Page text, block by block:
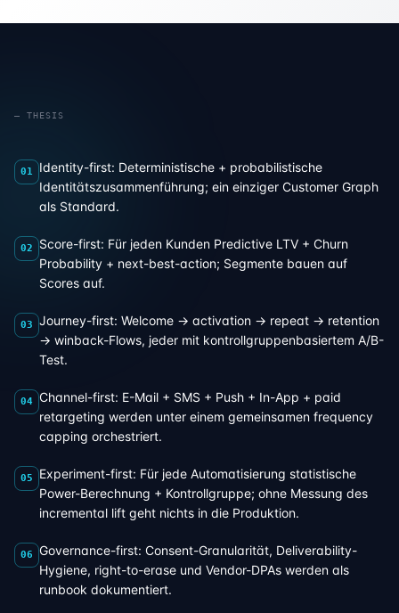
— THESIS
01
Identity-first: Deterministische + probabilistische
Identitätszusammenführung; ein einziger Customer Graph
als Standard.
02
Score-first: Für jeden Kunden Predictive LTV + Churn
Probability + next-best-action; Segmente bauen auf
Scores auf.
03
Journey-first: Welcome → activation → repeat → retention
→ winback-Flows, jeder mit kontrollgruppenbasiertem A/B-
Test.
04 Channel-first: E-Mail + SMS + Push + In-App + paid
retargeting werden unter einem gemeinsamen frequency
capping orchestriert.
05
Experiment-first: Für jede Automatisierung statistische
Power-Berechnung + Kontrollgruppe; ohne Messung des
incremental lift geht nichts in die Produktion.
06
Governance-first: Consent-Granularität, Deliverability-
Hygiene, right-to-erase und Vendor-DPAs werden als
runbook dokumentiert.